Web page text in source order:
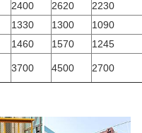
2400 2620
2230
1330 1300
1090
1460 1570
1245
3700 4500
2700